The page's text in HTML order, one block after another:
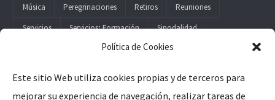
Política de Cookies
Este sitio Web utiliza cookies propias y de terceros para
mejorar su experiencia de navegación, realizar tareas de
Música
Peregrinaciones Retiros
Reuniones
Servicios
Servicios; Formación Sinodalidad